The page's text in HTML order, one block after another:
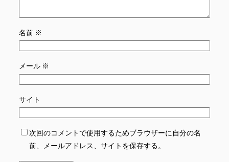
名前 ※
メール ※
サイト
次回のコメントで使用するためブラウザーに自分の名
前、メールアドレス、サイトを保存する。